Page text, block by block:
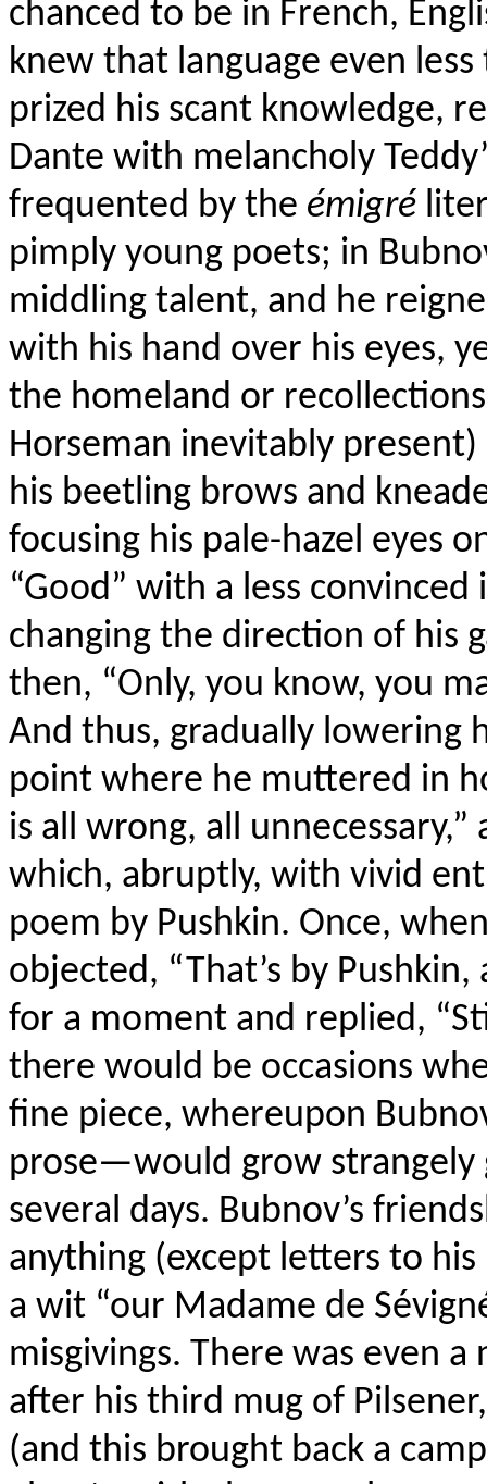
chanced to be in French,
knew that language even
prized his scant knowledge,
Dante with melancholy
frequented by the émigré
pimply young poets; in
middling talent, and he
with his hand over his eyes,
the homeland or
Horseman inevitably
his beetling brows and
focusing his pale-hazel eyes
“Good” with a less
changing the direction of his
then, “Only, you know, you
And thus, gradually lowering
point where he muttered in
is all wrong, all
which, abruptly, with vivid
poem by Pushkin. Once,
objected, “That’s by
for a moment and replied,
there would be occasions
fine piece, whereupon
prose—would grow
several days. Bubnov’s
anything (except letters to
a wit “our Madame de
misgivings. There was even
after his third mug of
(and this brought back a